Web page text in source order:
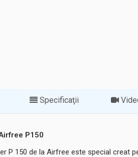
Specificaţii
P150
P 150 de la Airfree este special creat